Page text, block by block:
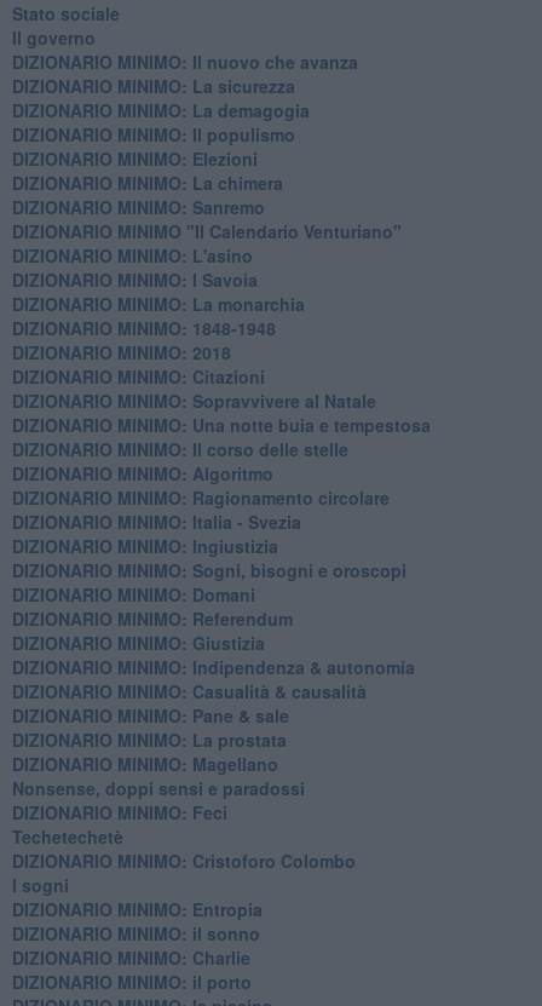
Stato sociale
Il governo
DIZIONARIO MINIMO: Il nuovo che avanza
DIZIONARIO MINIMO: La sicurezza
DIZIONARIO MINIMO: La demagogia
DIZIONARIO MINIMO: Il populismo
DIZIONARIO MINIMO: Elezioni
DIZIONARIO MINIMO: La chimera
DIZIONARIO MINIMO: Sanremo
DIZIONARIO MINIMO "Il Calendario Venturiano"
DIZIONARIO MINIMO: L'asino
DIZIONARIO MINIMO: I Savoia
DIZIONARIO MINIMO: La monarchia
DIZIONARIO MINIMO: 1848-1948
DIZIONARIO MINIMO: 2018
DIZIONARIO MINIMO: Citazioni
DIZIONARIO MINIMO: ​Sopravvivere al Natale
DIZIONARIO MINIMO: ​Una notte buia e tempestosa
DIZIONARIO MINIMO: Il corso delle stelle
DIZIONARIO MINIMO: Algoritmo
DIZIONARIO MINIMO: Ragionamento circolare
DIZIONARIO MINIMO: Italia - Svezia
DIZIONARIO MINIMO: ​Ingiustizia
DIZIONARIO MINIMO: ​Sogni, bisogni e oroscopi
DIZIONARIO MINIMO: Domani
DIZIONARIO MINIMO: Referendum
DIZIONARIO MINIMO: Giustizia
DIZIONARIO MINIMO: ​Indipendenza & autonomia
DIZIONARIO MINIMO: ​Casualità & causalità
​DIZIONARIO MINIMO: Pane & sale
DIZIONARIO MINIMO: La prostata
​DIZIONARIO MINIMO: Magellano
Nonsense, doppi sensi e paradossi
DIZIONARIO MINIMO: Feci
Techetechetè
DIZIONARIO MINIMO: Cristoforo Colombo
I sogni
DIZIONARIO MINIMO: Entropia
DIZIONARIO MINIMO: il sonno
DIZIONARIO MINIMO: Charlie
DIZIONARIO MINIMO: il porto